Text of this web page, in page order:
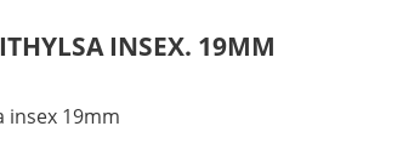
INSEX. 19MM
insex 19mm